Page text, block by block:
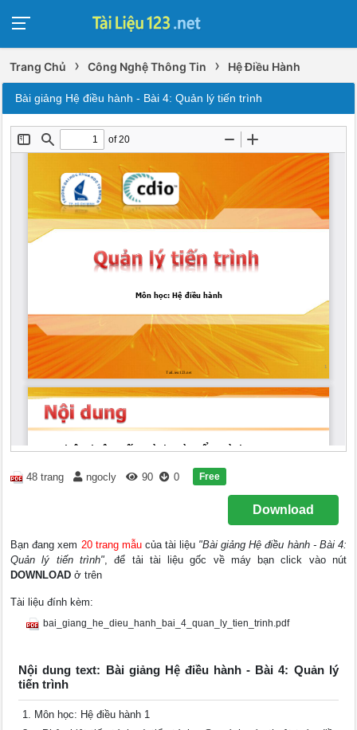
Trang Chủ › Công Nghệ Thông Tin › Hệ Điều Hành
Bài giảng Hệ điều hành - Bài 4: Quản lý tiến trình
48 trang ngocly 90 0 Free
Download
Bạn đang xem 20 trang mẫucủa tài liệu "Bài giảng Hệ điều hành - Bài 4:
Quản lý tiến trình", để tải tài liệu gốc về máy bạn click vào nút
DOWNLOAD ở trên
Tài liệu đính kèm:
bai_giang_he_dieu_hanh_bai_4_quan_ly_tien_trinh.pdf
Nội dung text: Bài giảng Hệ điều hành - Bài 4: Quản lý
tiến trình
Môn học: Hệ điều hành 1